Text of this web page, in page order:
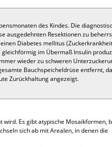
des Kindes. Die
ausgedehnten Resektionen zu
Diabetes mellitus
im Übermaß Insulin
wieder zu schweren
Bauchspeicheldrüse entfernt,
Zurückhaltung angezeigt.
Es gibt atypische Mosaikformen,
sich ab mit Arealen, in denen die